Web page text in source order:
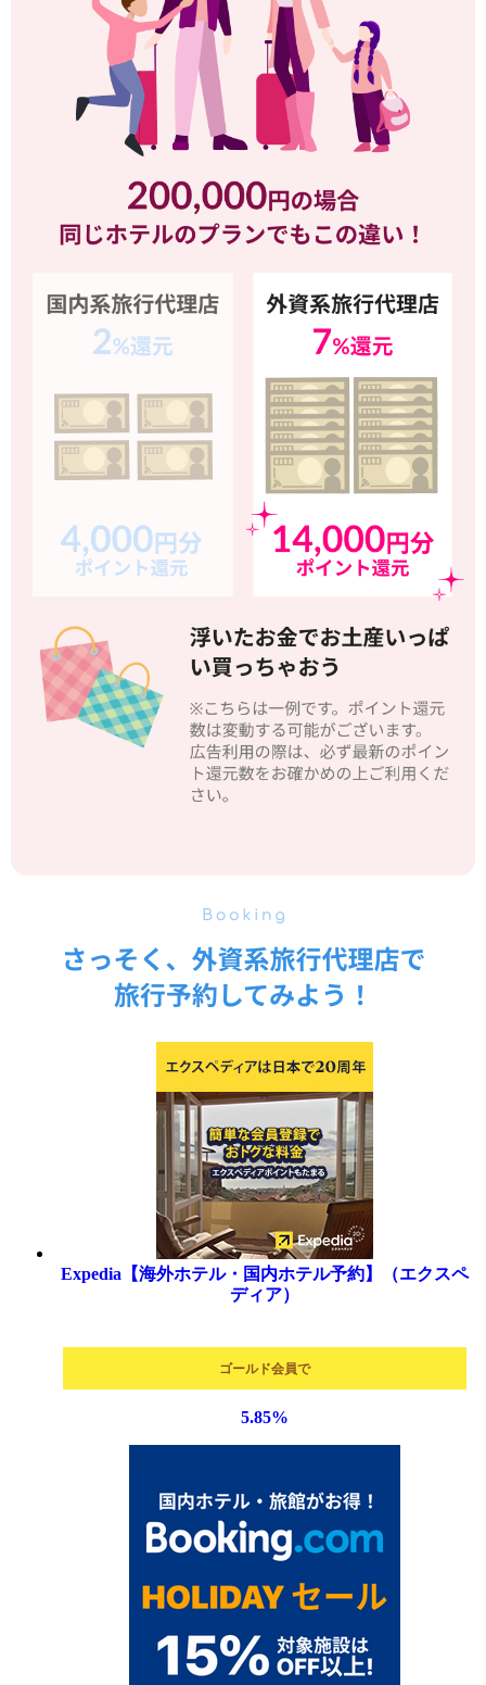
Expedia【海外ホテル・国内ホテル予約】（エクスペ
ディア）
ゴールド会員で
5.85%